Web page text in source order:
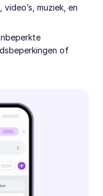
muziek, en
of